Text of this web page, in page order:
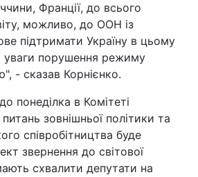
Франції, до всього
можливо, до ООН із
підтримати Україну в цьому
уваги порушення режиму
- сказав Корнієнко.
понеділка в Комітеті
зовнішньої політики та
співробітництва буде
звернення до світової
схвалити депутати на